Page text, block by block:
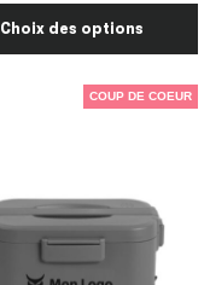
Choix des options
COUP DE COEUR